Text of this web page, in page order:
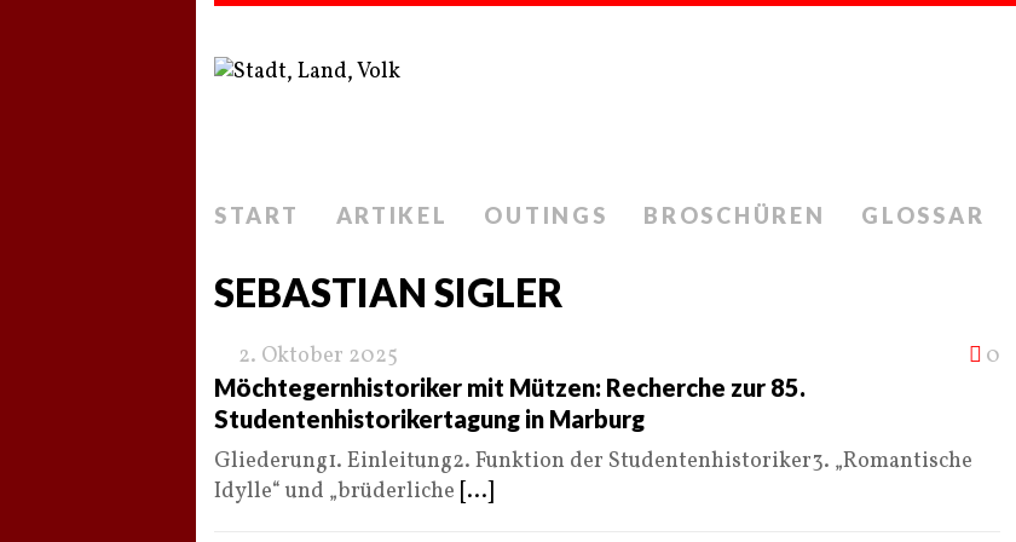
START ARTIKEL OUTINGS BROSCHÜREN GLOSSAR
SEBASTIAN SIGLER
2. Oktober 2025 0
Möchtegernhistoriker mit Mützen: Recherche zur 85.
Studentenhistorikertagung in Marburg
Gliederung1. Einleitung2. Funktion der Studentenhistoriker3. „Romantische
Idylle“ und „brüderliche [...]